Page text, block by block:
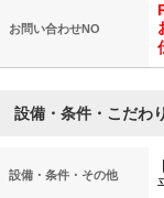
お問い合わせNO
設備・条件・こだわり
設備・条件・その他